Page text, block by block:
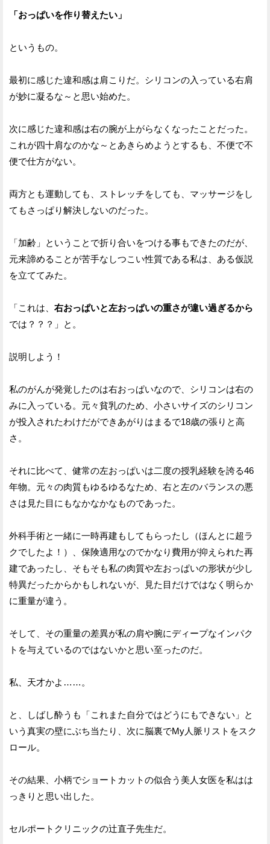
「おっぱいを作り替えたい」
というもの。
最初に感じた違和感は肩こりだ。シリコンの入っている右肩
が妙に凝るな～と思い始めた。
次に感じた違和感は右の腕が上がらなくなったことだった。
これが四十肩なのかな～とあきらめようとするも、不便で不
便で仕方がない。
両方とも運動しても、ストレッチをしても、マッサージをし
てもさっぱり解決しないのだった。
「加齢」ということで折り合いをつける事もできたのだが、
元来諦めることが苦手なしつこい性質である私は、ある仮説
を立ててみた。
「これは、 右おっぱいと左おっぱいの重さが違い過ぎるから
では？？？」と。
説明しよう！
私のがんが発覚したのは右おっぱいなので、シリコンは右の
みに入っている。元々貧乳のため、小さいサイズのシリコン
が投入されたわけだができあがりはまるで18歳の張りと高
さ。
それに比べて、健常の左おっぱいは二度の授乳経験を誇る46
年物。元々の肉質もゆるゆるなため、右と左のバランスの悪
さは見た目にもなかなかなものであった。
外科手術と一緒に一時再建もしてもらったし（ほんとに超ラ
クでしたよ！）、保険適用なのでかなり費用が抑えられた再
建であったし、そもそも私の肉質や左おっぱいの形状が少し
特異だったからかもしれないが、見た目だけではなく明らか
に重量が違う。
そして、その重量の差異が私の肩や腕にディープなインパク
トを与えているのではないかと思い至ったのだ。
私、天才かよ……。
と、しばし酔うも「これまた自分ではどうにもできない」と
いう真実の壁にぶち当たり、次に脳裏でMy人脈リストをスク
ロール。
その結果、小柄でショートカットの似合う美人女医を私はは
っきりと思い出した。
セルポートクリニックの辻直子先生だ。